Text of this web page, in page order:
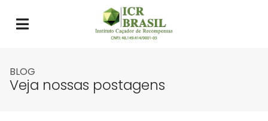
BLOG
Veja nossas postagens